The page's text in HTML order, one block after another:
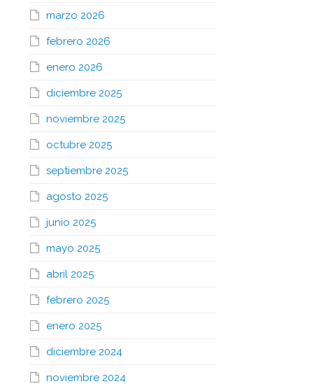
marzo 2026
febrero 2026
enero 2026
diciembre 2025
noviembre 2025
octubre 2025
septiembre 2025
agosto 2025
junio 2025
mayo 2025
abril 2025
febrero 2025
enero 2025
diciembre 2024
noviembre 2024